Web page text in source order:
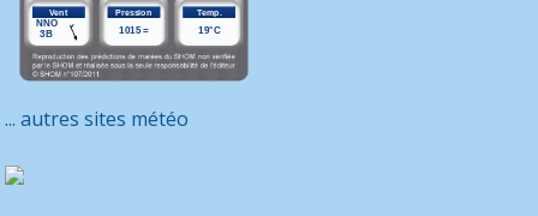
... autres sites météo